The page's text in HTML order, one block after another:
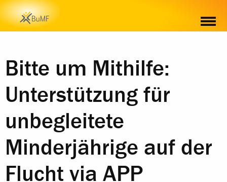
MATERIAL
Bitte um Mithilfe:
Unterstützung für
unbegleitete
Minderjährige auf der
Flucht via APP